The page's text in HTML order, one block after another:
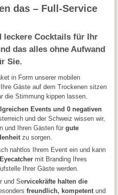
das – Full-Service
leckere Cocktails für Ihr
das alles ohne Aufwand
Sie.
in Form unserer mobilen
Gäste auf dem Trockenen sitzen
die Stimmung kippen lassen.
Events und 0 negativen
und der Schweiz wissen wir,
und Ihren Gästen für gute
zu sorgen.
nahtlos Ihrem Event ein und kann
mit Branding Ihres
Ihrer Gäste werden.
und Servicekräfte halten die
freundlich, kompetentund